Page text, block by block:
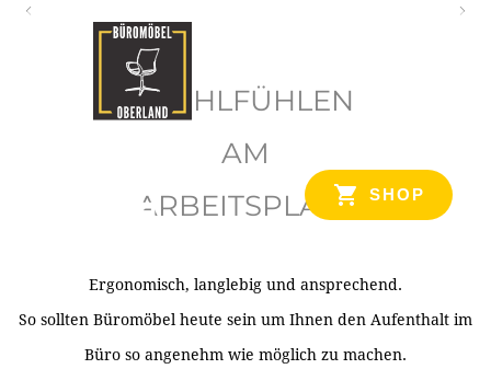
SHOP
WOHLFÜHLEN
AM
ARBEITSPLATZ
Ergonomisch, langlebig und ansprechend.
So sollten Büromöbel heute sein um Ihnen den Aufenthalt im
Büro so angenehm wie möglich zu machen.